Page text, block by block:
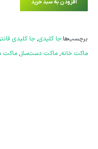
افزودن به سبد خرید
برچسب‌ها:جا کلیدی, جا کلیدی
ماکت خانه, ماکت دست‌ساز, ماکت